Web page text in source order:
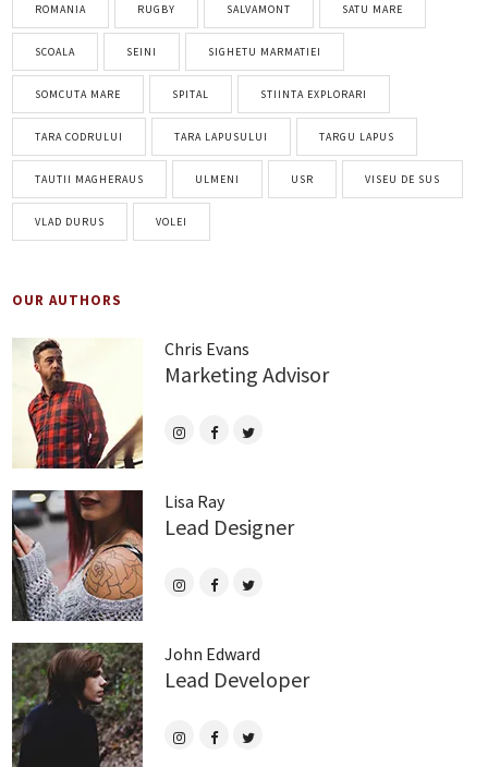
ROMANIA RUGBY SALVAMONT SATU MARE
SCOALA SEINI SIGHETU MARMATIEI
SOMCUTA MARE SPITAL STIINTA EXPLORARI
TARA CODRULUI TARA LAPUSULUI TARGU LAPUS
TAUTII MAGHERAUS ULMENI USR VISEU DE SUS
VLAD DURUS VOLEI
OUR AUTHORS
Chris Evans
Marketing Advisor
Lisa Ray
Lead Designer
John Edward
Lead Developer